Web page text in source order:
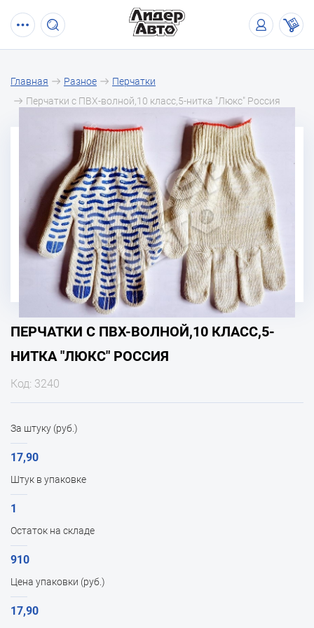
Главная Разное
Перчатки
Перчатки с ПВХ-волной,10 класс,5-нитка "Люкс" Россия
ПЕРЧАТКИ С ПВХ-ВОЛНОЙ,10 КЛАСС,5-
НИТКА "ЛЮКС" РОССИЯ
Код: 3240
За штуку (руб.)
17,90
Штук в упаковке
1
Остаток на складе
910
Цена упаковки (руб.)
17,90